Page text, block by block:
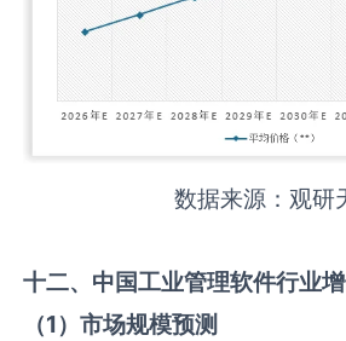
数据来源：观研
十二、中国工业管理软件行业
（1）市场规模预测